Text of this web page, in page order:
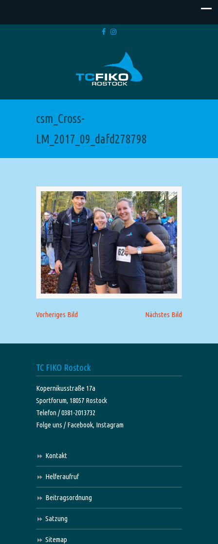
csm_Cross-
LM_2017_09_dafd278798
Vorheriges Bild Nächstes Bild
TC FIKO Rostock
Kopernikusstraße 17a
Sportforum, 18057 Rostock
Telefon / 0381-2013732
Folge uns /Facebook, Instagram
Kontakt
Helferaufruf
Beitragsordnung
Satzung
Sitemap